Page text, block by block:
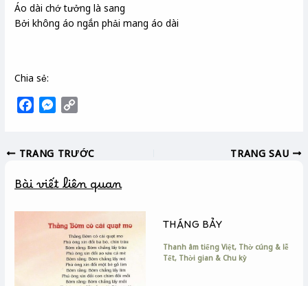
Áo dài chớ tưởng là sang
Bởi không áo ngắn phải mang áo dài
Chia sẻ:
e
o
M
s
n
e
y
i
TRANG TRƯỚC TRANG SAU
Bài viết liên quan
THÁNG BẢY
Thanh âm tiếng Việt, Thờ cúng & lễ
Tết, Thời gian & Chu kỳ